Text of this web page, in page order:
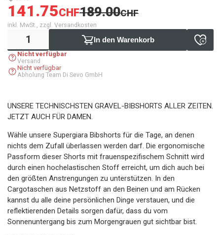
141.75CHF189.00CHF
inkl. MwSt., zzgl. Versandkosten
In den Warenkorb
Nicht verfügbar
Versand
Nicht verfügbar
Abholung Team Di Sevo GmbH
UNSERE TECHNISCHSTEN GRAVEL-BIBSHORTS ALLER ZEITEN.
JETZT AUCH FÜR DAMEN.
Wähle unsere Supergiara Bibshorts für die Tage, an denen
nichts dem Zufall überlassen werden darf. Die ergonomische
Passform dieser Shorts mit frauenspezifischem Schnitt wird
durch einen hochelastischen Stoff erreicht, um dich auch bei
den größten Anstrengungen zu unterstützen. In den
Cargotaschen aus Netzstoff an den Beinen und am Rücken
kannst du alle deine persönlichen Dinge verstauen, und die
reflektierenden Details sorgen dafür, dass du vom
Sonnenuntergang bis zum Morgengrauen gut sichtbar bist.